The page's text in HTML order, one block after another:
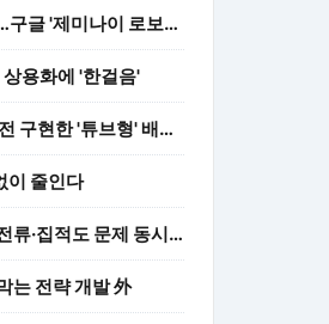
물뿌리개 옮기고 스탠드 전구 갈고…구글 '제미나이 로보틱스2' 공개
용화에 '한걸음'
냉각채널로 발열 잡고 10분 급속충전 구현한 '튜브형' 배터리
이 줄인다
소자 하나로 뉴로모픽 반도체 누설전류·집적도 문제 동시 해결
는 전략 개발 外